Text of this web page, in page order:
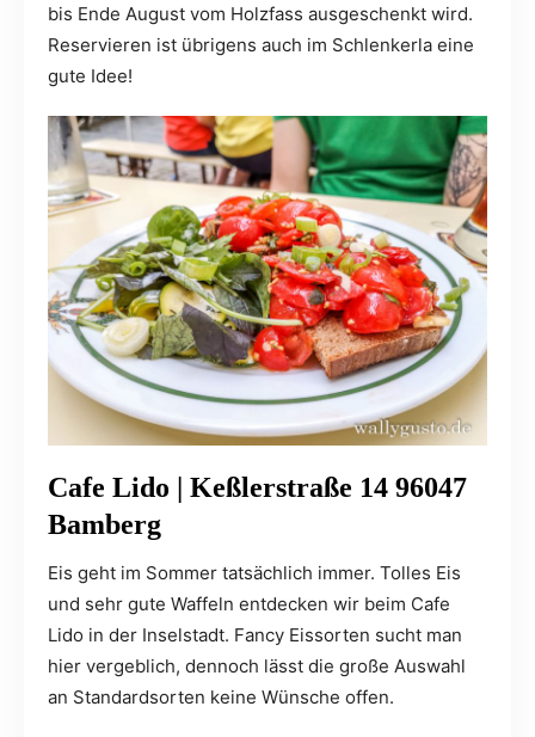
bis Ende August vom Holzfass ausgeschenkt wird.
Reservieren ist übrigens auch im Schlenkerla eine
gute Idee!
Cafe Lido | Keßlerstraße 14 96047
Bamberg
Eis geht im Sommer tatsächlich immer. Tolles Eis
und sehr gute Waffeln entdecken wir beim Cafe
Lido in der Inselstadt. Fancy Eissorten sucht man
hier vergeblich, dennoch lässt die große Auswahl
an Standardsorten keine Wünsche offen.